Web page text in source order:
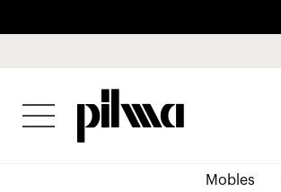
pilma
Mobles